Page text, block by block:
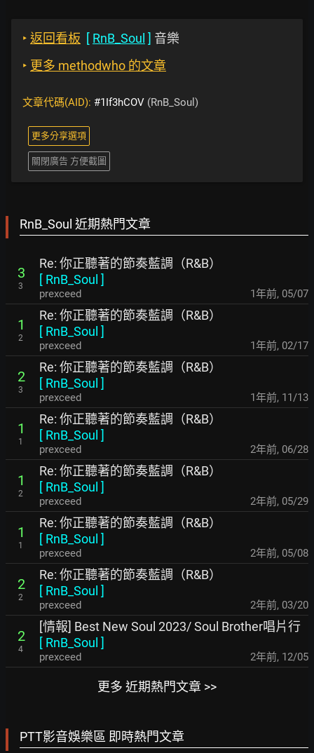
‣ 返回看板 [ RnB_Soul ] 音樂
‣ 更多 methodwho 的文章
文章代碼(AID): #1If3hCOV (RnB_Soul)
更多分享選項
關閉廣告 方便截圖
RnB_Soul 近期熱門文章
3
3
Re: 你正聽著的節奏藍調（R&B）
[ RnB_Soul ]
prexceed 1年前, 05/07
1
2
Re: 你正聽著的節奏藍調（R&B）
[ RnB_Soul ]
prexceed 1年前, 02/17
2
3
Re: 你正聽著的節奏藍調（R&B）
[ RnB_Soul ]
prexceed 1年前, 11/13
1
1
Re: 你正聽著的節奏藍調（R&B）
[ RnB_Soul ]
prexceed 2年前, 06/28
1
2
Re: 你正聽著的節奏藍調（R&B）
[ RnB_Soul ]
prexceed 2年前, 05/29
1
1
Re: 你正聽著的節奏藍調（R&B）
[ RnB_Soul ]
prexceed 2年前, 05/08
2
2
Re: 你正聽著的節奏藍調（R&B）
[ RnB_Soul ]
prexceed 2年前, 03/20
2
4
[情報] Best New Soul 2023/ Soul Brother唱片行
[ RnB_Soul ]
prexceed 2年前, 12/05
更多 近期熱門文章 >>
PTT影音娛樂區 即時熱門文章